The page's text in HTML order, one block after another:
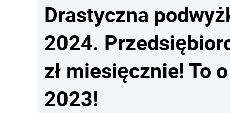
Drastyczna
2024.
zł miesięcznie! To
2023!